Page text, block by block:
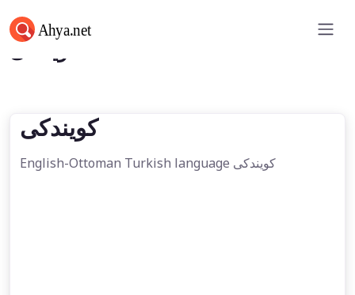
كويندكی
كويندكی
English-Ottoman Turkish language كويندكی